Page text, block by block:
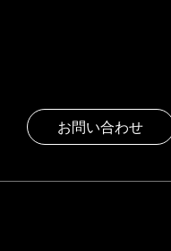
お問い合わせ